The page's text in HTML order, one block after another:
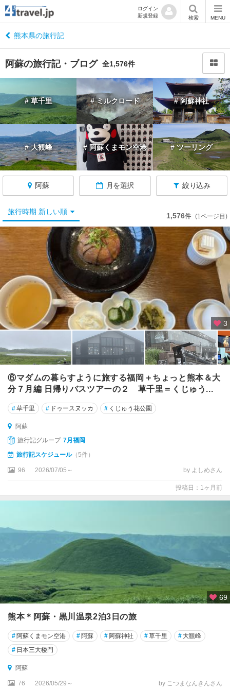
ログイン
新規登録
検索 MENU
熊本県の旅行記
阿蘇の旅行記・ブログ 全1,576件
# 草千里 # ミルクロード # 阿蘇神社
# 大観峰 # 阿蘇くまモン空港 # ツーリング
阿蘇 月を選択 絞り込み
熊
本
へ
戻
る
熊
本
べ
て
熊
本
阿
蘇
・
小
国
郷
杖
立
・
黒
川
）
阿
蘇
黒
川
・
山
都
・
熊
空
港
玉
名
山
旅行時期 新しい順 1,576件 (1ページ目)
3
⑥マダムの暮らすように旅する福岡＋ちょっと熊本＆大
分７月編 日帰りバスツアーの２ 草千里＝くじゅう...
#草千里 # ドゥースヌッカ # くじゅう花公園
阿蘇
旅行記グループ 7月福岡
旅行記スケジュール（5件）
96 2026/07/05～ by よしめさん
投稿日：1ヶ月前
69
熊本＊阿蘇・黒川温泉2泊3日の旅
# 阿蘇くまモン空港 # 阿蘇 # 阿蘇神社 #草千里 # 大観峰
# 日本三大楼門
阿蘇
76 2026/05/29～ by こつまなんきんさん